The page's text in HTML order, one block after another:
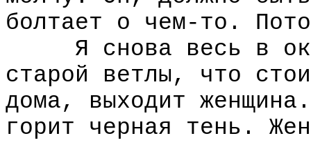
болтает о чем-то.
Я снова весь в
старой ветлы, что
дома, выходит
горит черная тень.